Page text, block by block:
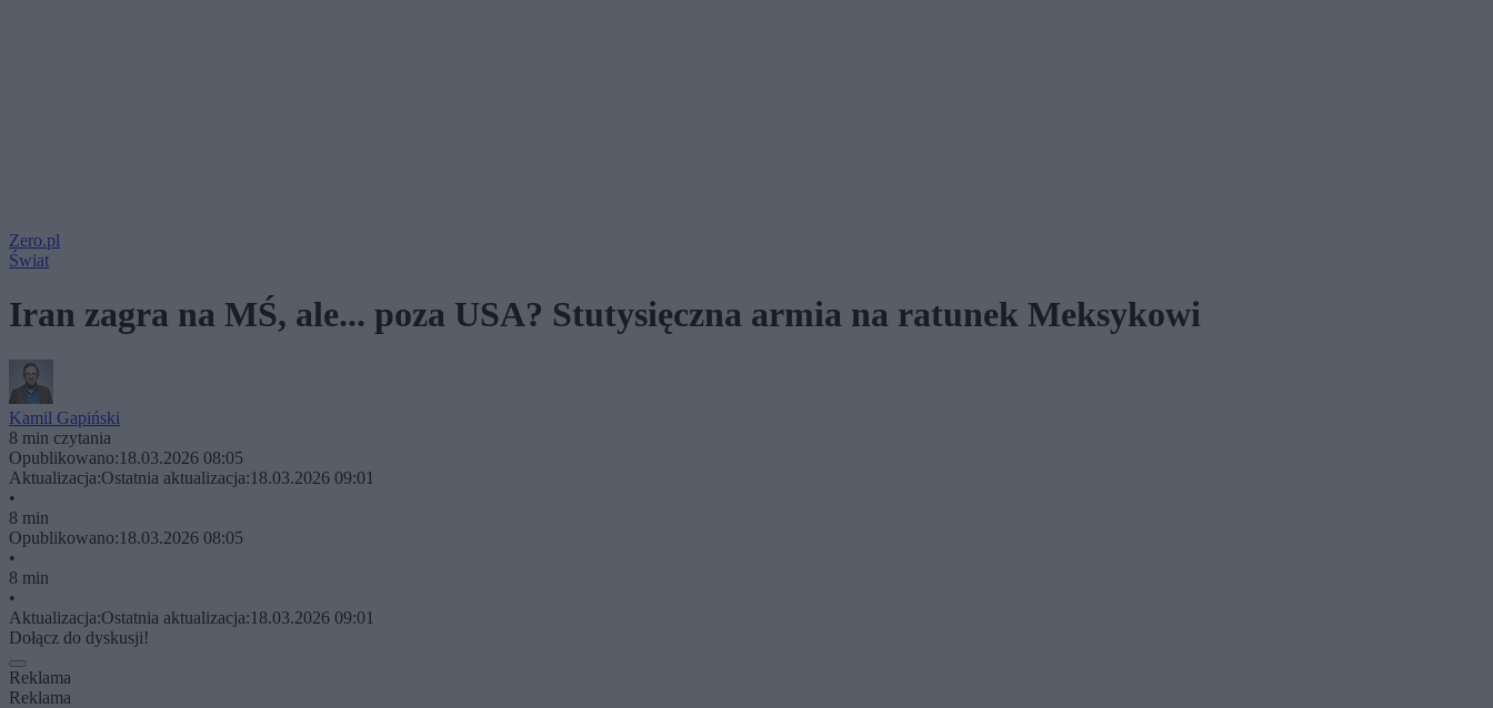
Zero.pl
Świat
Iran zagra na MŚ, ale... poza USA? Stutysięczna armia na ratunek Meksykowi
Kamil Gapiński
8 min czytania
Opublikowano:18.03.2026 08:05
Aktualizacja:Ostatnia aktualizacja:18.03.2026 09:01
•
8 min
Opublikowano:18.03.2026 08:05
•
8 min
•
Aktualizacja:Ostatnia aktualizacja:18.03.2026 09:01
Dołącz do dyskusji!
Reklama
Reklama